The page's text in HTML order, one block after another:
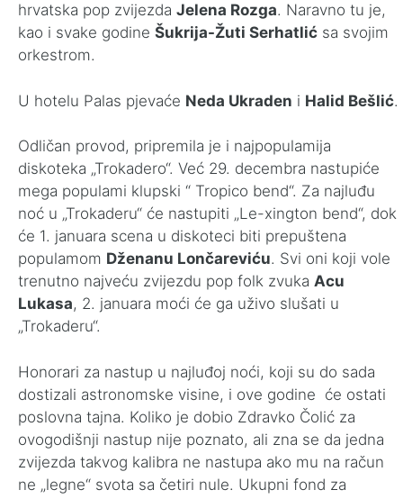
hrvatska pop zvijezda Jelena Rozga. Naravno tu je,
kao i svake godine Šukrija-Žuti Serhatlić sa svojim
orkestrom.
U hotelu Palas pjevaće Neda Ukraden i Halid Bešlić.
Odličan provod, pripremila je i najpopulamija
diskoteka „Trokadero“. Već 29. decembra nastupiće
mega populami klupski “ Tropico bend“. Za najluđu
noć u „Trokaderu“ će nastupiti „Le-xington bend“, dok
će 1. januara scena u diskoteci biti prepuštena
populamom Dženanu Lončareviću. Svi oni koji vole
trenutno najveću zvijezdu pop folk zvuka Acu
Lukasa, 2. januara moći će ga uživo slušati u
„Trokaderu“.
Honorari za nastup u najluđoj noći, koji su do sada
dostizali astronomske visine, i ove godine će ostati
poslovna tajna. Koliko je dobio Zdravko Čolić za
ovogodišnji nastup nije poznato, ali zna se da jedna
zvijezda takvog kalibra ne nastupa ako mu na račun
ne „legne“ svota sa četiri nule. Ukupni fond za